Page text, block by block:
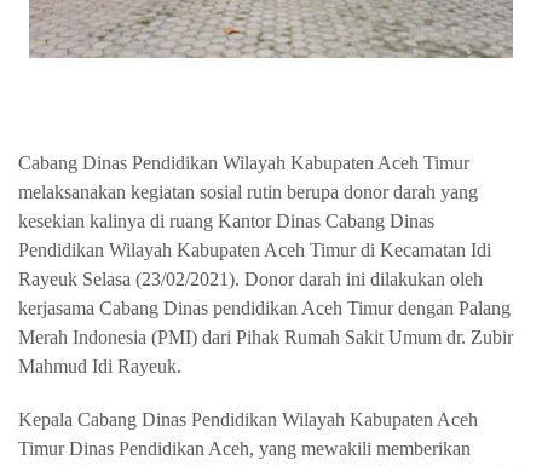
Cabang Dinas Pendidikan Wilayah Kabupaten Aceh Timur
melaksanakan kegiatan sosial rutin berupa donor darah yang
kesekian kalinya di ruang Kantor Dinas Cabang Dinas
Pendidikan Wilayah Kabupaten Aceh Timur di Kecamatan Idi
Rayeuk Selasa (23/02/2021). Donor darah ini dilakukan oleh
kerjasama Cabang Dinas pendidikan Aceh Timur dengan Palang
Merah Indonesia (PMI) dari Pihak Rumah Sakit Umum dr. Zubir
Mahmud Idi Rayeuk.
Kepala Cabang Dinas Pendidikan Wilayah Kabupaten Aceh
Timur Dinas Pendidikan Aceh, yang mewakili memberikan